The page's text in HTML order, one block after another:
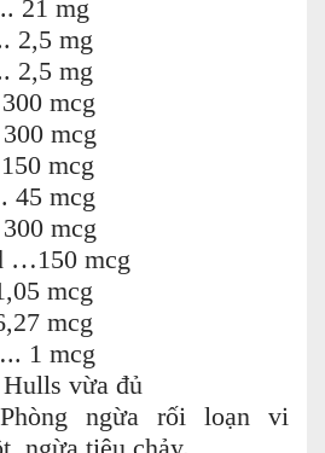
21 mg
mg
mg
mcg
mcg
mcg
mcg
mcg
…150 mcg
mcg
mcg
1 mcg
vừa đủ
Phòng ngừa rối loạn vi